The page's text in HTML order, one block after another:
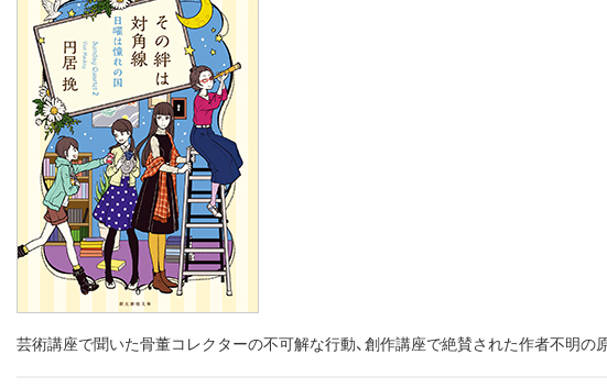
芸術講座で聞いた骨董コレクターの不可解な行動、創作講座で絶賛された作者不明